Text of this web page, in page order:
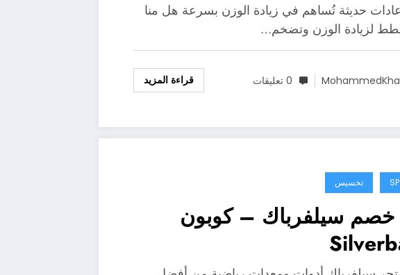
حديثة تُساهم في زيادة الوزن بسرعة هل منا
لزيادة الوزن وتضخم…
0 تعليقات قراءة المزيد
تخسيس
خصم سيلفرباك – كوبون